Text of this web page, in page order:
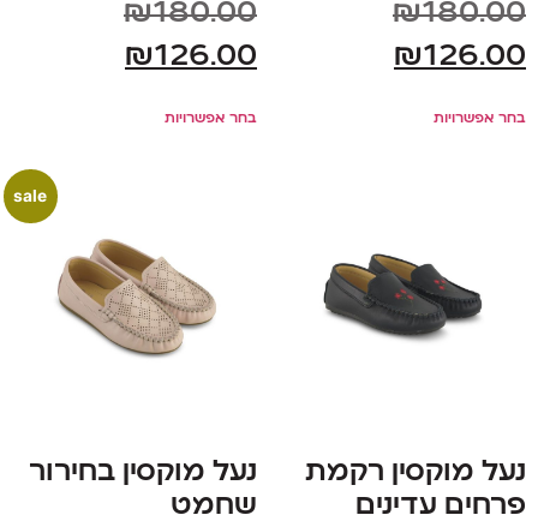
₪180.00
₪126.00
בחר אפשרויות
₪180.00
₪126.00
בחר אפשרויות
נעל מוקסין רקמת
פרחים עדינים
sale
נעל מוקסין בחירור
שחמט